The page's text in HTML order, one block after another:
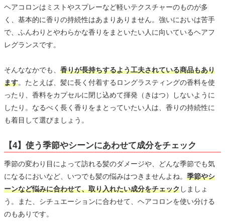
ヘアコロンはミストやスプレーなど軽いテクスチャーのものが多
く、基本的に香りの持続性はあまりありません。強いにおいは苦手
で、ふんわりとやわらかな香りをまといたい人に向いているヘアフ
レグランスです。
そんななかでも、 香りが長持ちするよう工夫されている商品もあり
ます。たとえば、髪に長く付着するロングラスティングの香料を使
ったり、香料をカプセルに閉じ込めて揮発（きはつ）しないように
したり。なるべく長く香りをまとっていたい人は、香りの持続性に
も着目して選びましょう。
【4】使う季節やシーンにあわせて成分をチェック
季節の変わり目によって訪れる髪のダメージや、どんな季節でも気
になるにおいなど、いつでも髪の悩みはつきませんよね。 季節やシ
ーンなど悩みに合わせて、取り入れたい成分をチェックしましょ
う。また、シチュエーションに合わせて、ヘアコロンを使い分ける
のもありです。